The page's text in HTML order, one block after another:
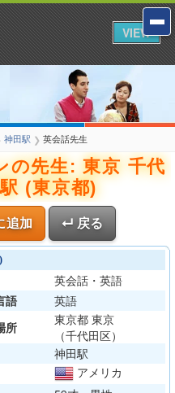
神田駅 ❯ 英会話先生
の先生: 東京 千代
(東京都)
追加 ↵ 戻る
英会話・英語
語
英語
所
東京都 東京
（千代田区）
神田駅
アメリカ
VIEW